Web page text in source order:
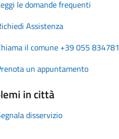
le domande frequenti
Assistenza
il comune +39 055 834781
un appuntamento
in città
disservizio